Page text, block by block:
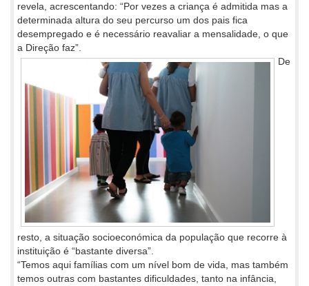
revela, acrescentando: “Por vezes a criança é admitida mas a
determinada altura do seu percurso um dos pais fica
desempregado e é necessário reavaliar a mensalidade, o que
a Direção faz”.
De
resto, a situação socioeconómica da população que recorre à
instituição é “bastante diversa”.
“Temos aqui famílias com um nível bom de vida, mas também
temos outras com bastantes dificuldades, tanto na infância,